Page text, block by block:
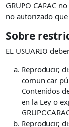
GRUPO CARAC
no autorizado
Sobre
EL USUARIO
Reproducir,
comunicar
Contenidos
en la Ley o
Reproducir,